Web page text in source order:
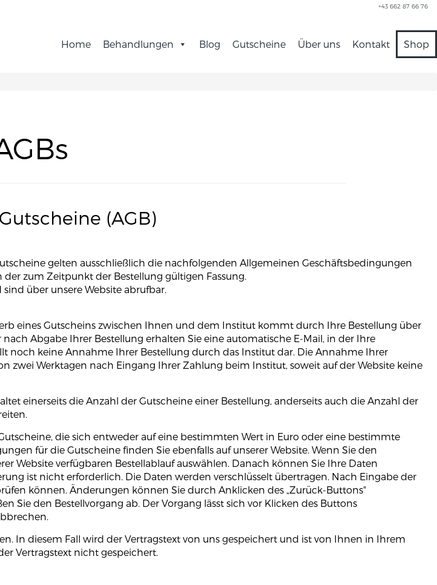
+43 662 87 66 76
Home Behandlungen Blog Gutscheine Über uns Kontakt Shop
(AGB)
gelten ausschließlich die nachfolgenden Allgemeinen Geschäftsbedingungen
der zum Zeitpunkt der Bestellung gültigen Fassung.
über unsere Website abrufbar.
eines Gutscheins zwischen Ihnen und dem Institut kommt durch Ihre Bestellung über
Abgabe Ihrer Bestellung erhalten Sie eine automatische E-Mail, in der Ihre
noch keine Annahme Ihrer Bestellung durch das Institut dar. Die Annahme Ihrer
zwei Werktagen nach Eingang Ihrer Zahlung beim Institut, soweit auf der Website keine
einerseits die Anzahl der Gutscheine einer Bestellung, anderseits auch die Anzahl der
die sich entweder auf eine bestimmten Wert in Euro oder eine bestimmte
für die Gutscheine finden Sie ebenfalls auf unserer Website. Wenn Sie den
Website verfügbaren Bestellablauf auswählen. Danach können Sie Ihre Daten
ist nicht erforderlich. Die Daten werden verschlüsselt übertragen. Nach Eingabe der
können. Änderungen können Sie durch Anklicken des „Zurück-Buttons"
Sie den Bestellvorgang ab. Der Vorgang lässt sich vor Klicken des Buttons
In diesem Fall wird der Vertragstext von uns gespeichert und ist von Ihnen in Ihrem
Vertragstext nicht gespeichert.